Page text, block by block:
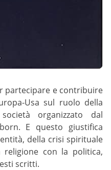
partecipare e contribuire
Usa sul ruolo della
organizzato dal
E questo giustifica
della crisi spirituale
con la politica,
scritti.